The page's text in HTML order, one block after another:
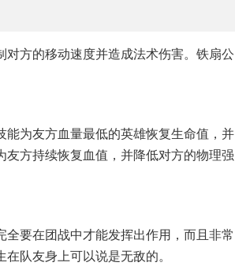
方的移动速度并造成法术伤害。铁扇公
为友方血量最低的英雄恢复生命值，并
方持续恢复血值，并降低对方的物理强
要在团战中才能发挥出作用，而且非常
队友身上可以说是无敌的。